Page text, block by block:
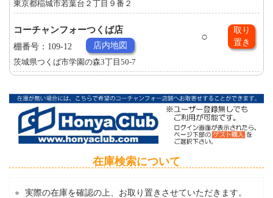
東京都稲城市若葉台２丁目９番２
コーチャンフォーつくば店
○
取り
置き
棚番号：109-12 店内地図
茨城県つくば市学園の森3丁目50-7
在庫検索について
実際の在庫を確認の上、お取り置きさせていただきます。